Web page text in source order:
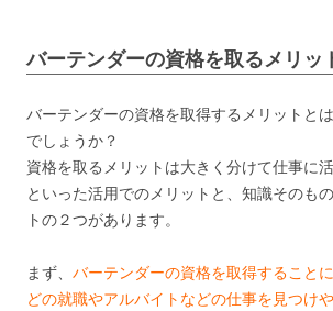
バーテンダーの資格を取るメリッ
バーテンダーの資格を取得するメリットと
でしょうか？
資格を取るメリットは大きく分けて仕事に
といった活用でのメリットと、知識そのも
トの２つがあります。
まず、 バーテンダーの資格を取得すること
どの就職やアルバイトなどの仕事を見つけ